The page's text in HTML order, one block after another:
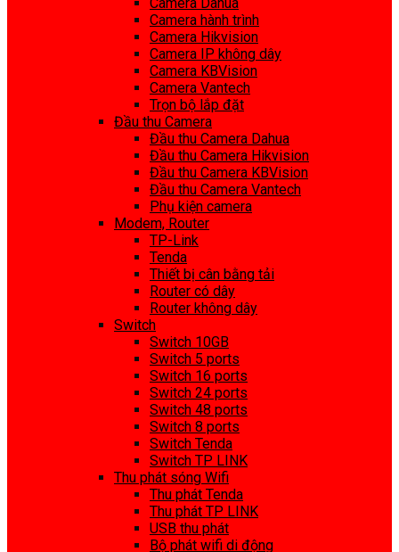
Camera hành trình
Camera Hikvision
Camera IP không dây
Camera KBVision
Camera Vantech
Trọn bộ lắp đặt
Đầu thu Camera
Đầu thu Camera Dahua
Đầu thu Camera Hikvision
Đầu thu Camera KBVision
Đầu thu Camera Vantech
Phụ kiện camera
Modem, Router
TP-Link
Tenda
Thiết bị cân bằng tải
Router có dây
Router không dây
Switch
Switch 10GB
Switch 5 ports
Switch 16 ports
Switch 24 ports
Switch 48 ports
Switch 8 ports
Switch Tenda
Switch TP LINK
Thu phát sóng Wifi
Thu phát Tenda
Thu phát TP LINK
USB thu phát
Bộ phát wifi di động